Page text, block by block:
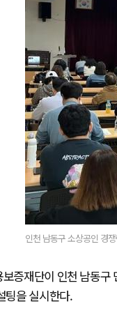
인천 남동구 소상공인 경
증재단이 인천 남동구
팅을 실시한다.